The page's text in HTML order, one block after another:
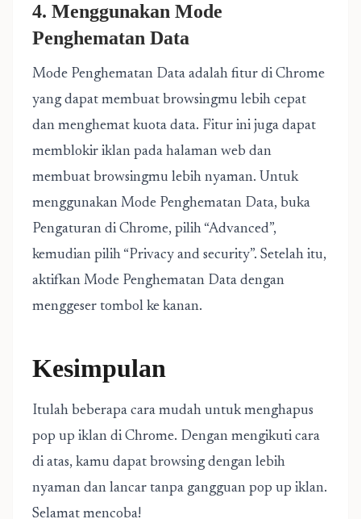
4. Menggunakan Mode
Penghematan Data
Mode Penghematan Data adalah fitur di Chrome
yang dapat membuat browsingmu lebih cepat
dan menghemat kuota data. Fitur ini juga dapat
memblokir iklan pada halaman web dan
membuat browsingmu lebih nyaman. Untuk
menggunakan Mode Penghematan Data, buka
Pengaturan di Chrome, pilih “Advanced”,
kemudian pilih “Privacy and security”. Setelah itu,
aktifkan Mode Penghematan Data dengan
menggeser tombol ke kanan.
Kesimpulan
Itulah beberapa cara mudah untuk menghapus
pop up iklan di Chrome. Dengan mengikuti cara
di atas, kamu dapat browsing dengan lebih
nyaman dan lancar tanpa gangguan pop up iklan.
Selamat mencoba!